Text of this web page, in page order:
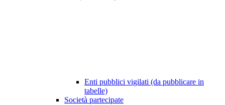
Enti pubblici vigilati (da pubblicare in
tabelle)
Società partecipate